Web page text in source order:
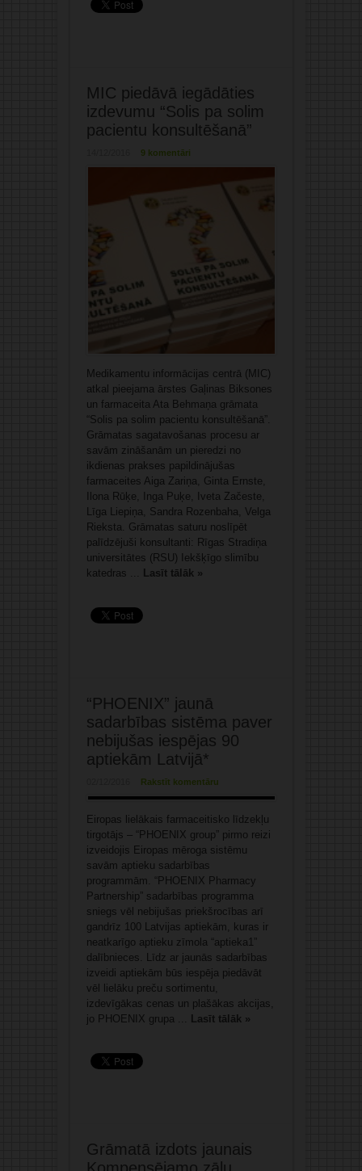
MIC piedāvā iegādāties
izdevumu “Solis pa solim
pacientu konsultēšanā”
9 komentāri
Medikamentu informācijas centrā (MIC)
atkal pieejama ārstes Gaļinas Biksones
un farmaceita Ata Behmaņa grāmata
“Solis pa solim pacientu konsultēšanā”.
Grāmatas sagatavošanas procesu ar
savām zināšanām un pieredzi no
ikdienas prakses papildinājušas
farmaceites Aiga Zariņa, Ginta Ernste,
Ilona Rūķe, Inga Puķe, Iveta Začeste,
Līga Liepiņa, Sandra Rozenbaha, Velga
Rieksta. Grāmatas saturu noslīpēt
palīdzējuši konsultanti: Rīgas Stradiņa
universitātes (RSU) Iekšķīgo slimību
katedras ... Lasīt tālāk »
“PHOENIX” jaunā
sadarbības sistēma paver
nebijušas iespējas 90
aptiekām Latvijā*
Rakstīt komentāru
Eiropas lielākais farmaceitisko līdzekļu
tirgotājs – “PHOENIX group” pirmo reizi
izveidojis Eiropas mēroga sistēmu
savām aptieku sadarbības
programmām. “PHOENIX Pharmacy
Partnership” sadarbības programma
sniegs vēl nebijušas priekšrocības arī
gandrīz 100 Latvijas aptiekām, kuras ir
neatkarīgo aptieku zīmola “aptieka1”
dalībnieces. Līdz ar jaunās sadarbības
izveidi aptiekām būs iespēja piedāvāt
vēl lielāku preču sortimentu,
izdevīgākas cenas un plašākas akcijas,
jo PHOENIX grupa ... Lasīt tālāk »
Grāmatā izdots jaunais